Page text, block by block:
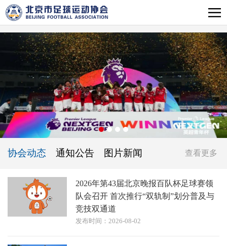
协会动态 通知公告 图片新闻 查看更多
2026年第43届北京晚报百队杯足球赛领
队会召开 首次推行“双轨制”划分普及与
竞技双通道
发布时间：2026-08-02